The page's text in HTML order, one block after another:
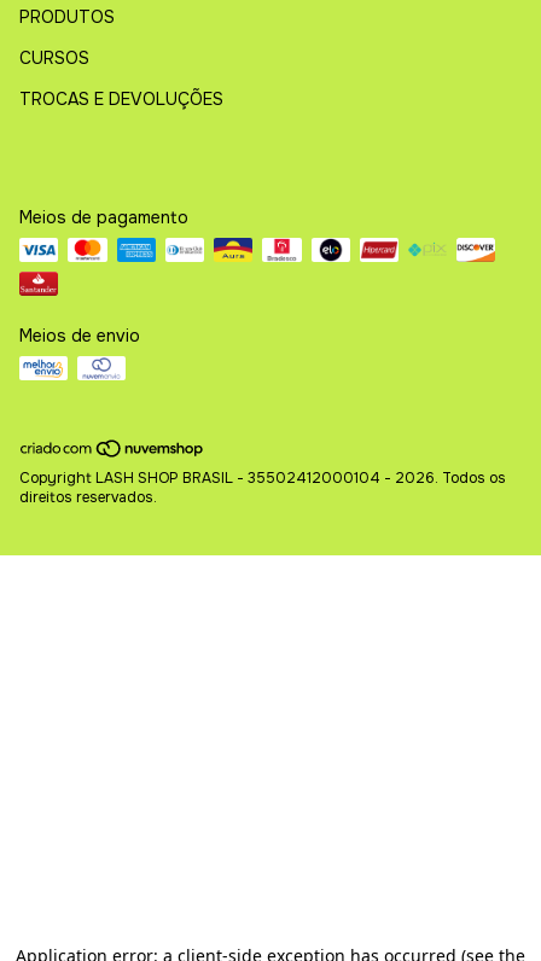
PRODUTOS
CURSOS
TROCAS E DEVOLUÇÕES
Meios de pagamento
Meios de envio
Copyright LASH SHOP BRASIL - 35502412000104 - 2026. Todos os
direitos reservados.